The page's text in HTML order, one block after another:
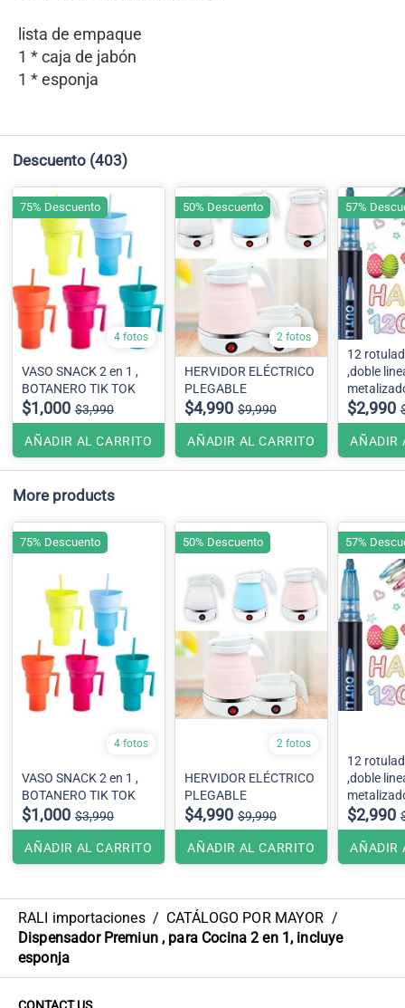
lista de empaque
1 * caja de jabón
1 * esponja
Descuento (403)
4 fotos
VASO SNACK 2 en 1 ,
BOTANERO TIK TOK
$1,000 $3,990
AÑADIR AL CARRITO
75% Descuento
2 fotos
HERVIDOR ELÉCTRICO
PLEGABLE
$4,990 $9,990
AÑADIR AL CARRITO
50% Descuento
12
,doble
$2,990
AÑADIR
57%
More products
4 fotos
VASO SNACK 2 en 1 ,
BOTANERO TIK TOK
$1,000 $3,990
AÑADIR AL CARRITO
75% Descuento
2 fotos
HERVIDOR ELÉCTRICO
PLEGABLE
$4,990 $9,990
AÑADIR AL CARRITO
50% Descuento
12
,doble
$2,990
AÑADIR
57%
RALI importaciones / CATÁLOGO POR MAYOR /
Dispensador Premiun , para Cocina 2 en 1, incluye
esponja